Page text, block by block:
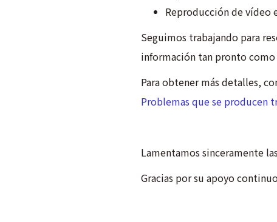
Reproducción de vídeo
Seguimos trabajando para
información tan pronto como
Para obtener más detalles,
Problemas que se producen
Lamentamos sinceramente
Gracias por su apoyo